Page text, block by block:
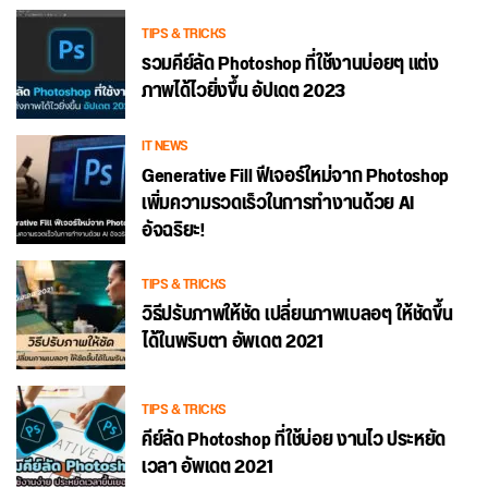
TIPS & TRICKS
รวมคีย์ลัด Photoshop ที่ใช้งานบ่อยๆ แต่ง
ภาพได้ไวยิ่งขึ้น อัปเดต 2023
IT NEWS
Generative Fill ฟีเจอร์ใหม่จาก Photoshop
เพิ่มความรวดเร็วในการทำงานด้วย AI
อัจฉริยะ!
TIPS & TRICKS
วิธีปรับภาพให้ชัด เปลี่ยนภาพเบลอๆ ให้ชัดขึ้น
ได้ในพริบตา อัพเดต 2021
TIPS & TRICKS
คีย์ลัด Photoshop ที่ใช้บ่อย งานไว ประหยัด
เวลา อัพเดต 2021